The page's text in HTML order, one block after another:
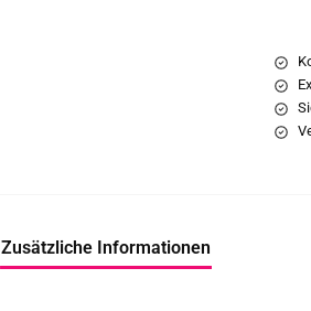
Zusätzliche Informationen